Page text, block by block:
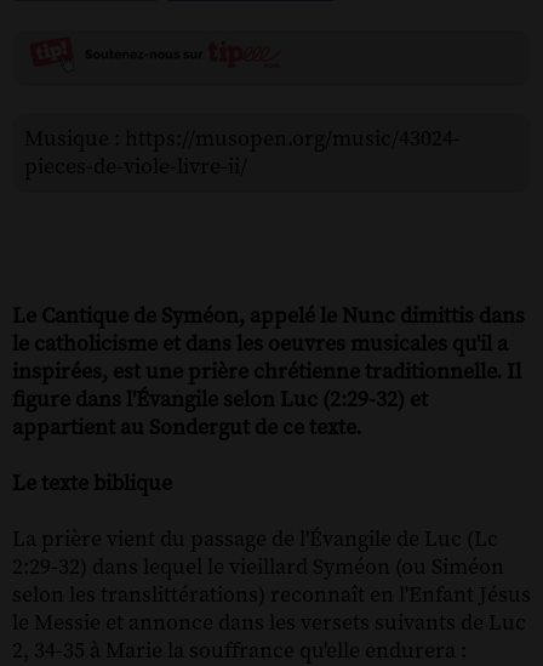
Le Cantique de Syméon, appelé le Nunc dimittis dans
le catholicisme et dans les oeuvres musicales qu'il a
inspirées, est une prière chrétienne traditionnelle. Il
figure dans l'Évangile selon Luc (2:29-32) et
appartient au Sondergut de ce texte.
Le texte biblique
La prière vient du passage de l'Évangile de Luc (Lc
2:29-32) dans lequel le vieillard Syméon (ou Siméon
selon les translittérations) reconnaît en l'Enfant Jésus
le Messie et annonce dans les versets suivants de Luc
2, 34-35 à Marie la souffrance qu'elle endurera :